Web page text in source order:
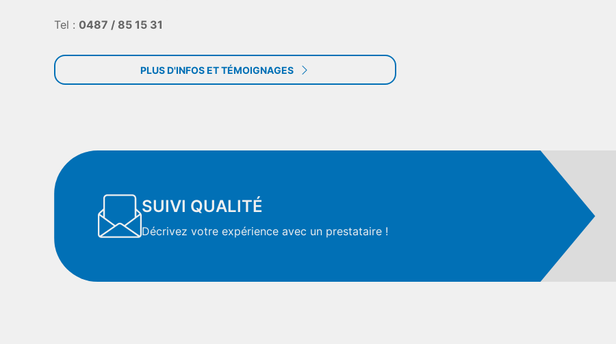
Tel : 0487 / 85 15 31
PLUS D'INFOS ET TÉMOIGNAGES
SUIVI QUALITÉ
Décrivez votre expérience avec un prestataire !